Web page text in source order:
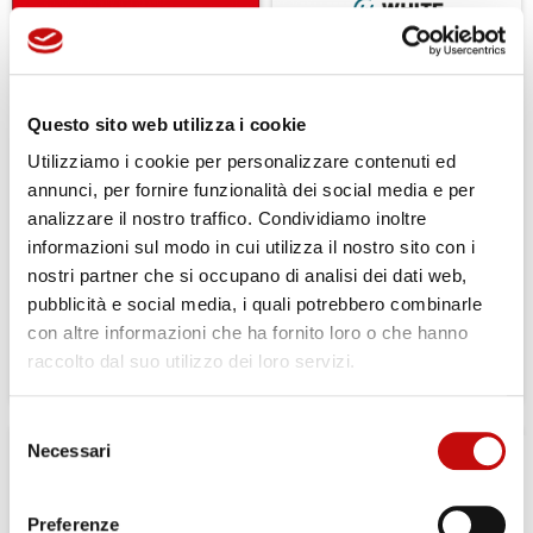
Questo sito web utilizza i cookie
Utilizziamo i cookie per personalizzare contenuti ed
annunci, per fornire funzionalità dei social media e per
analizzare il nostro traffico. Condividiamo inoltre
informazioni sul modo in cui utilizza il nostro sito con i
nostri partner che si occupano di analisi dei dati web,
pubblicità e social media, i quali potrebbero combinarle
con altre informazioni che ha fornito loro o che hanno
raccolto dal suo utilizzo dei loro servizi.
delNecessari
Preferenze
Aggiungi alla lista dei desideri
((title))
151F0103 - KIT GUARNIZIONI
PER OMSS - WHITE DRIVE
MOTORS
REGISTRATI
151G2002 - MOTORE ORBITALE
OML 12,5 - WHITE DRIVE
MOTORS
REGISTRATI
FILTRO